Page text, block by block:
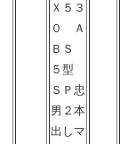
Ｘ５３
０ Ａ
ＢＳ
５型
ＳＰ忠
男２本
出しマ